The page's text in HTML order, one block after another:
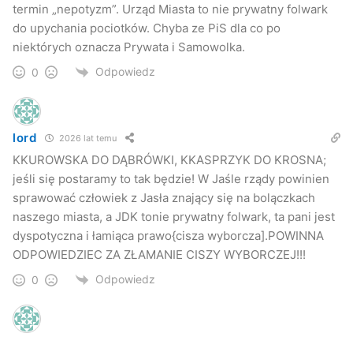
termin „nepotyzm”. Urząd Miasta to nie prywatny folwark
do upychania pociotków. Chyba ze PiS dla co po
niektórych oznacza Prywata i Samowolka.
0 Odpowiedz
lord 2026 lat temu
KKUROWSKA DO DĄBRÓWKI, KKASPRZYK DO KROSNA;
jeśli się postaramy to tak będzie! W Jaśle rządy powinien
sprawować człowiek z Jasła znający się na bolączkach
naszego miasta, a JDK tonie prywatny folwark, ta pani jest
dyspotyczna i łamiąca prawo{cisza wyborcza].POWINNA
ODPOWIEDZIEC ZA ZŁAMANIE CISZY WYBORCZEJ!!!
0 Odpowiedz